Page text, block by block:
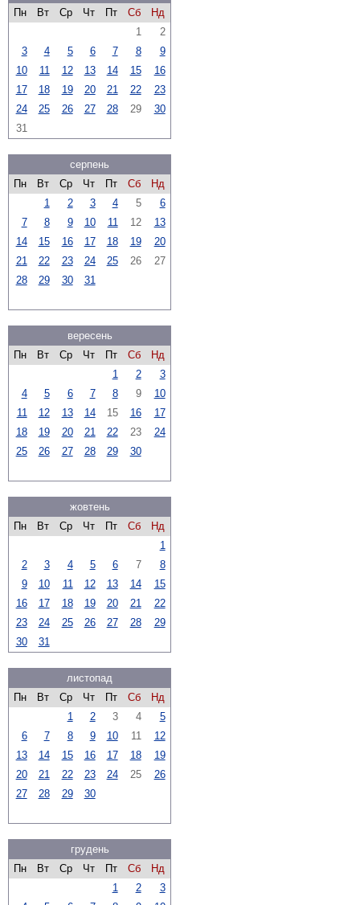
Пн
Вт Ср Чт Пт Сб
Нд
1
2
3
4 5 6 7 8
9
10
11 12 13 14 15
16
17
18 19 20 21 22
23
24
25 26 27 28 29
30
31
серпень
Пн
Вт Ср Чт Пт Сб
Нд
1
2 3 4 5
6
7
8 9 10 11 12
13
14
15 16 17 18 19
20
21
22 23 24 25 26
27
28
29 30 31
вересень
Пн
Вт Ср Чт Пт Сб
Нд
1
2
3
4
5 6 7 8 9
10
11
12 13 14 15 16
17
18
19 20 21 22 23
24
25
26 27 28 29 30
жовтень
Пн
Вт Ср Чт Пт Сб
Нд
1
2
3 4 5 6 7
8
9
10 11 12 13 14
15
16
17 18 19 20 21
22
23
24 25 26 27 28
29
30
31
листопад
Пн
Вт Ср Чт Пт Сб
Нд
1
2 3 4
5
6
7 8 9 10 11
12
13
14 15 16 17 18
19
20
21 22 23 24 25
26
27
28 29 30
грудень
Пн
Вт Ср Чт Пт Сб
Нд
1
2
3